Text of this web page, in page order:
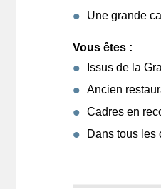
Une grande
Vous êtes :
Issus de la
Ancien
Cadres en
Dans tous les